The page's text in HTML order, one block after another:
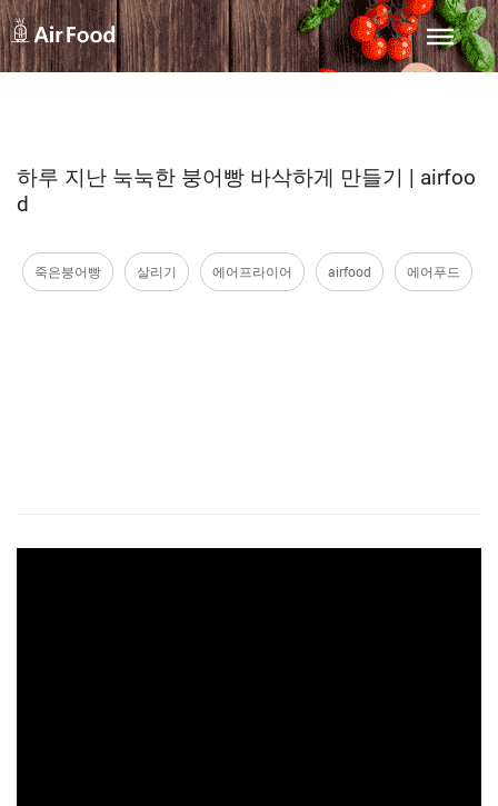
하루 지난 눅눅한 붕어빵 바삭하게 만들기 | airfoo
d
죽은붕어빵 살리기 에어프라이어 airfood 에어푸드